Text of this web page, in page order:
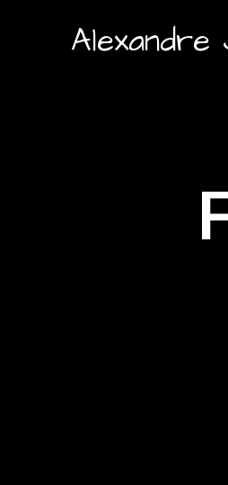
Alexandre